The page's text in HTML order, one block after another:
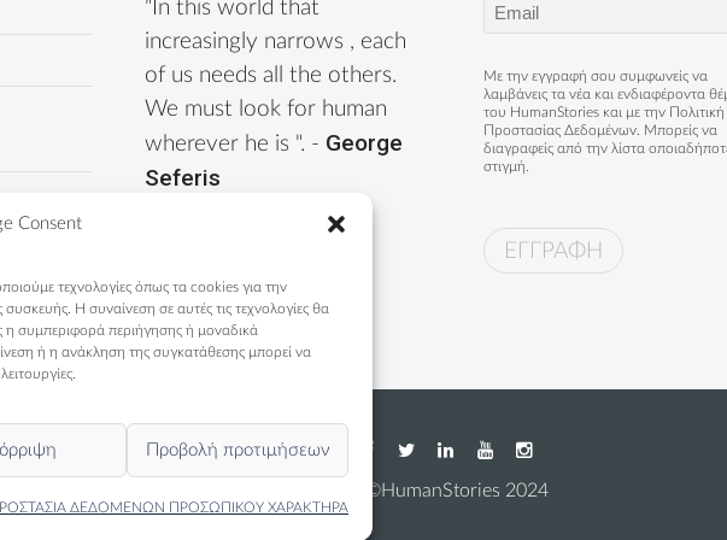
Consent
τεχνολογίες όπως τα cookies για την
Η συναίνεση σε αυτές τις τεχνολογίες θα
η συμπεριφορά περιήγησης ή μοναδικά
ή η ανάκληση της συγκατάθεσης μπορεί να
Προβολή προτιμήσεων
ΔΕΔΟΜΕΝΩΝ ΠΡΟΣΩΠΙΚΟΥ ΧΑΡΑΚΤΗΡΑ
"In this world that
increasingly narrows , each
of us needs all the others.
We must look for human
wherever he is ". - George
Seferis
Email
Με την εγγραφή σου συμφωνείς να
λαμβάνεις τα νέα και ενδιαφέροντα
του HumanStories και με την Πολιτική
Προστασίας Δεδομένων. Μπορείς να
διαγραφείς από την λίστα
στιγμή.
©HumanStories 2024